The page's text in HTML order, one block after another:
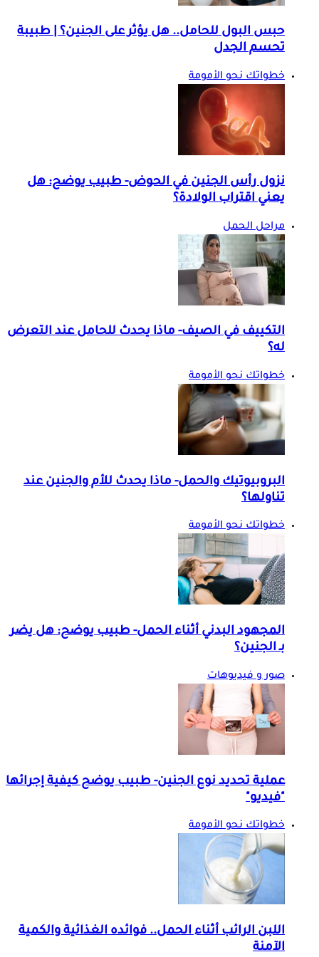
حبس البول للحامل.. هل يؤثر على الجنين؟ | طبيبة
تحسم الجدل
خطواتك نحو الأمومة
نزول رأس الجنين في الحوض- طبيب يوضح: هل
يعني اقتراب الولادة؟
مراحل الحمل
التكييف في الصيف- ماذا يحدث للحامل عند التعرض
له؟
خطواتك نحو الأمومة
البروبيوتيك والحمل- ماذا يحدث للأم والجنين عند
تناولها؟
خطواتك نحو الأمومة
المجهود البدني أثناء الحمل- طبيب يوضح: هل يضر
بـ الجنين؟
صور و فيديوهات
عملية تحديد نوع الجنين- طبيب يوضح كيفية إجرائها
"فيديو"
خطواتك نحو الأمومة
اللبن الرائب أثناء الحمل.. فوائده الغذائية والكمية
الآمنة